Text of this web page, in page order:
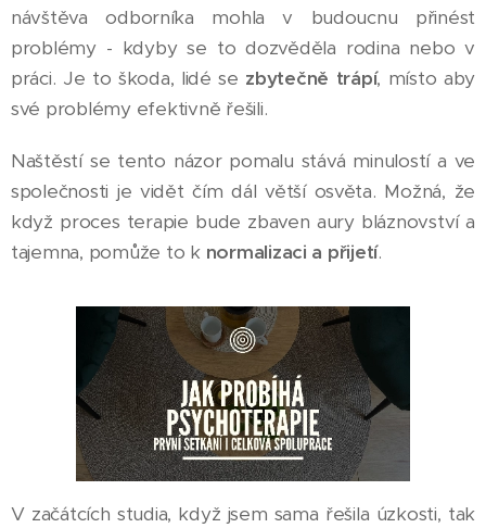
návštěva odborníka mohla v budoucnu přinést
problémy - kdyby se to dozvěděla rodina nebo v
práci. Je to škoda, lidé se zbytečně trápí, místo aby
své problémy efektivně řešili.
Naštěstí se tento názor pomalu stává minulostí a ve
společnosti je vidět čím dál větší osvěta. Možná, že
když proces terapie bude zbaven aury bláznovství a
tajemna, pomůže to k normalizaci a přijetí.
V začátcích studia, když jsem sama řešila úzkosti, tak